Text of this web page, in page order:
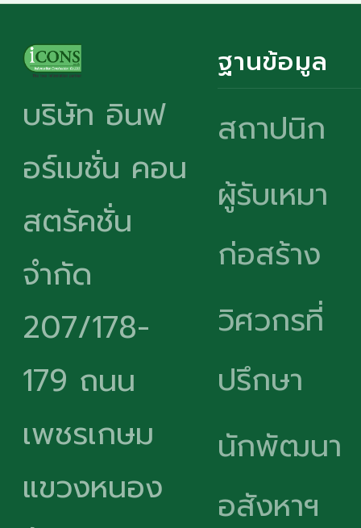
บริษัท อินฟ
อร์เมชั่น คอน
สตรัคชั่น
จำกัด
207/178-
179 ถนน
เพชรเกษม
แขวงหนอง
ฐานข้อมูล
สถาปนิก
ผู้รับเหมา
ก่อสร้าง
วิศวกรที่
ปรึกษา
นักพัฒนา
อสังหาฯ